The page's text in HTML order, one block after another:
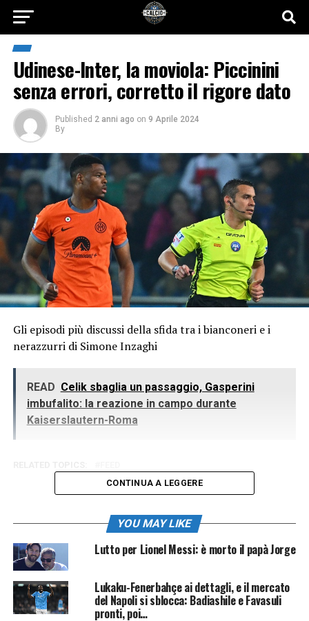
Udinese-Inter, la moviola: Piccinini
senza errori, corretto il rigore dato
Published 2 anni ago on 9 Aprile 2024
By
Gli episodi più discussi della sfida tra i bianconeri e i
nerazzurri di Simone Inzaghi
READ Celik sbaglia un passaggio, Gasperini
imbufalito: la reazione in campo durante
Kaiserslautern-Roma
CONTINUA A LEGGERE
YOU MAY LIKE
Lutto per Lionel Messi: è morto il papà Jorge
Lukaku-Fenerbahçe ai dettagli, e il mercato
del Napoli si sblocca: Badiashile e Favasuli
pronti, poi…